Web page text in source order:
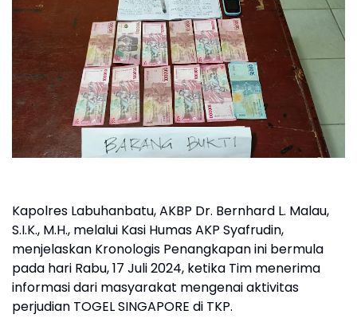
Kapolres Labuhanbatu, AKBP Dr. Bernhard L. Malau,
S.I.K., M.H., melalui Kasi Humas AKP Syafrudin,
menjelaskan Kronologis Penangkapan ini bermula
pada hari Rabu, 17 Juli 2024, ketika Tim menerima
informasi dari masyarakat mengenai aktivitas
perjudian TOGEL SINGAPORE di TKP.